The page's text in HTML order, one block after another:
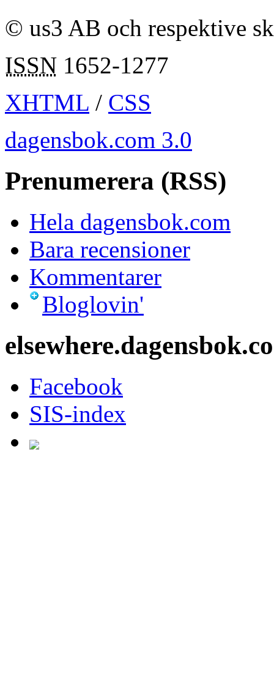
© us3 AB och respektive
ISSN 1652-1277
XHTML / CSS
dagensbok.com 3.0
Prenumerera (RSS)
Hela dagensbok.com
Bara recensioner
Kommentarer
Bloglovin'
Facebook
SIS-index